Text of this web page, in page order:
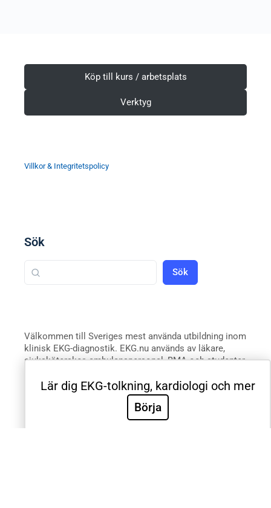
Köp till kurs / arbetsplats
Verktyg
Villkor & Integritetspolicy
Sök
Sök
Välkommen till Sveriges mest använda utbildning inom
klinisk EKG-diagnostik. EKG.nu används av läkare,
sjuksköterskor, ambulanspersonal, BMA och studenter
och universitetssjukhus i Sverige använder EKG.nu i
utbildning. Utbildningen är utformad systematiskt med
videoföreläsningar, e-böcker, tester och intyg för att
validera de kliniska färdigheterna. Innehållet är
Lär dig EKG-tolkning, kardiologi och mer
Börja